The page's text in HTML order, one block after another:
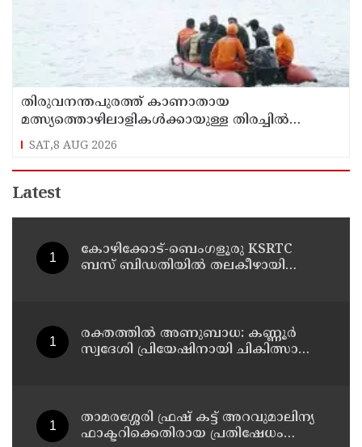
തിരുവനന്തപുരത്ത് കാണാതായ
മത്സ്യത്തൊഴിലാളികള്‍ക്കായുള്ള തിരച്ചില്‍
പുലര്‍ച്ചെ തുടങ്ങി
SAT,8 AUG 2026
Latest
കോഴിക്കോട്-ബെംഗളൂരു KSRTC
ബസ് ബിഡതിയിൽ തലകീഴായി
രക്തത്തിൽ അണുബാധ: കണ്ണൂർ
സ്വദേശി പ്രിയേഷിനായി ചികിത്സാ
താമരശ്ശേരി ഫ്രഷ് കട്ട് അറവുമാലിന്യ
ഫാക്ടറിക്കെതിരായ പ്രതിഷേധം